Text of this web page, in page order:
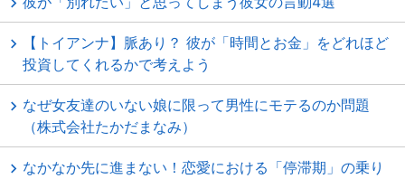
【トイアンナ】脈あり？ 彼が「時間とお金」をどれほど
投資してくれるかで考えよう
なぜ女友達のいない娘に限って男性にモテるのか問題
（株式会社たかだまなみ）
なかなか先に進まない！恋愛における「停滞期」の乗り